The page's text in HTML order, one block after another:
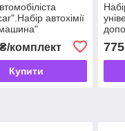
автохімії
комплект
Купити
775